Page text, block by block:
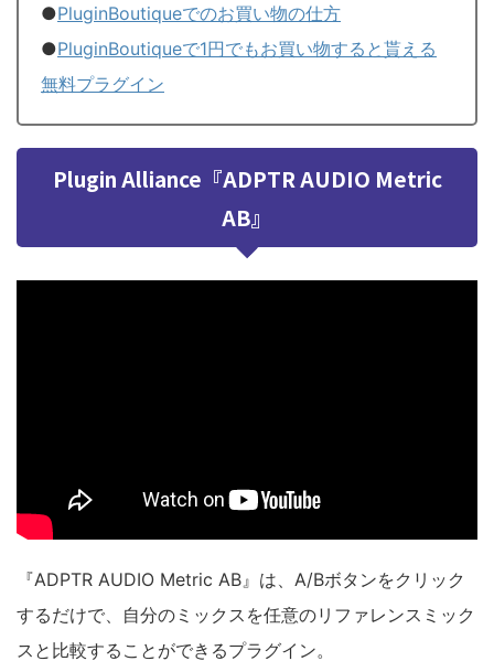
●PluginBoutiqueでのお買い物の仕方
●PluginBoutiqueで1円でもお買い物すると貰える
無料プラグイン
Plugin Alliance『ADPTR AUDIO Metric
AB』
『ADPTR AUDIO Metric AB』は、A/Bボタンをクリック
するだけで、自分のミックスを任意のリファレンスミック
スと比較することができるプラグイン。